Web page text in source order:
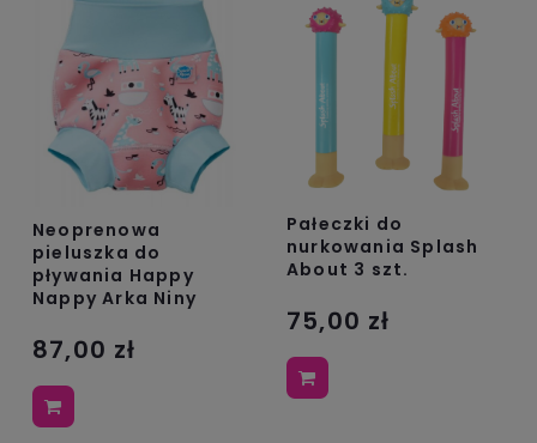
Neoprenowa
pieluszka do
pływania Happy
Nappy Arka Niny
87,00 zł
Pałeczki do
nurkowania Splash
About 3 szt.
75,00 zł